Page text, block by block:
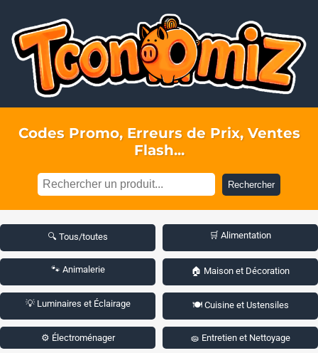
Codes Promo, Erreurs de Prix, Ventes
Flash...
Rechercher
🔍 Tous/toutes 🛒 Alimentation
🐾 Animalerie 🏠 Maison et Décoration
💡 Luminaires et Éclairage 🍽️ Cuisine et Ustensiles
⚙️ Électroménager 🧽 Entretien et Nettoyage